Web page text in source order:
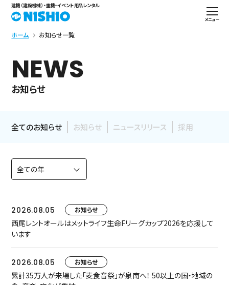
建機（建設機械）・重機・イベント用品レンタル
メニュー
ホーム お知らせ一覧
NEWS
お知らせ
全てのお知らせ お知らせ ニュースリリース 採用
2026.08.05 お知らせ
西尾レントオールはメットライフ生命Fリーグカップ2026を応援して
います
2026.08.05 お知らせ
累計35万人が来場した「麦食音祭」が泉南へ！ 50以上の国・地域の